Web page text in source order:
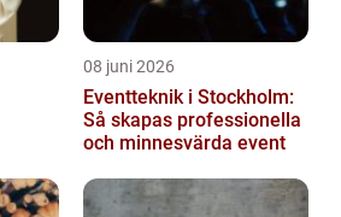
08 juni 2026
Eventteknik i Stockholm:
Så skapas professionella
och minnesvärda event